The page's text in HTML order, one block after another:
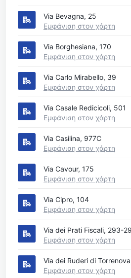
Via Bevagna, 25
Εμφάνιση στον χάρτη
Via Borghesiana, 170
Εμφάνιση στον χάρτη
Via Carlo Mirabello, 39
Εμφάνιση στον χάρτη
Via Casale Redicicoli, 501
Εμφάνιση στον χάρτη
Via Casilina, 977C
Εμφάνιση στον χάρτη
Via Cavour, 175
Εμφάνιση στον χάρτη
Via Cipro, 104
Εμφάνιση στον χάρτη
Via dei Prati Fiscali, 293-
Εμφάνιση στον χάρτη
Via dei Ruderi di
Εμφάνιση στον χάρτη